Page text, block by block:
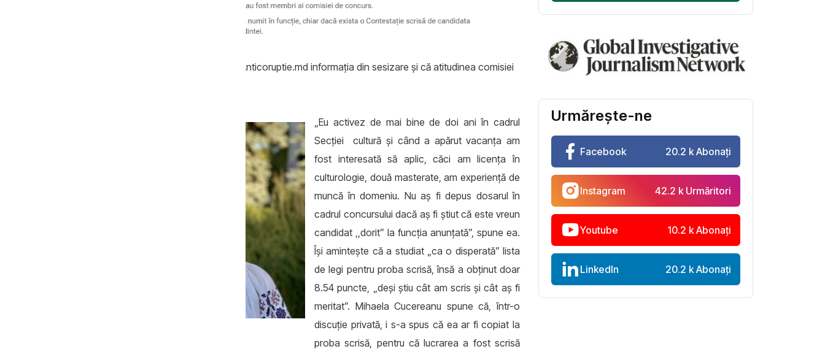
Mihaela Cucereanu a confirmat pentru Anticoruptie.md informația din sesizare și că atitudinea comisiei
„Eu activez de mai bine de doi ani în cadrul
Secției cultură și când a apărut vacanța am
fost interesată să aplic, căci am licența în
culturologie, două masterate, am experiență de
muncă în domeniu. Nu aș fi depus dosarul în
cadrul concursului dacă aș fi știut că este vreun
candidat ,,dorit” la funcția anunțată”, spune ea.
Își amintește că a studiat „ca o disperată” lista
de legi pentru proba scrisă, însă a obținut doar
8.54 puncte, „deși știu cât am scris și cât aș fi
meritat”. Mihaela Cucereanu spune că, într-o
discuție privată, i s-a spus că ea ar fi copiat la
proba scrisă, pentru că lucrarea a fost scrisă
Urmărește-ne
Facebook 20.2 k Abonați
Instagram 42.2 k Urmăritori
Youtube 10.2 k Abonați
LinkedIn 20.2 k Abonați